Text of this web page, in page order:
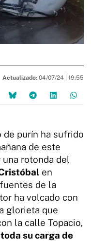
Actualizado: 04/07/24 | 19:55
de purín ha sufrido
de este
rotonda del
en
de la
ha volcado con
glorieta que
la calle Topacio,
su carga de